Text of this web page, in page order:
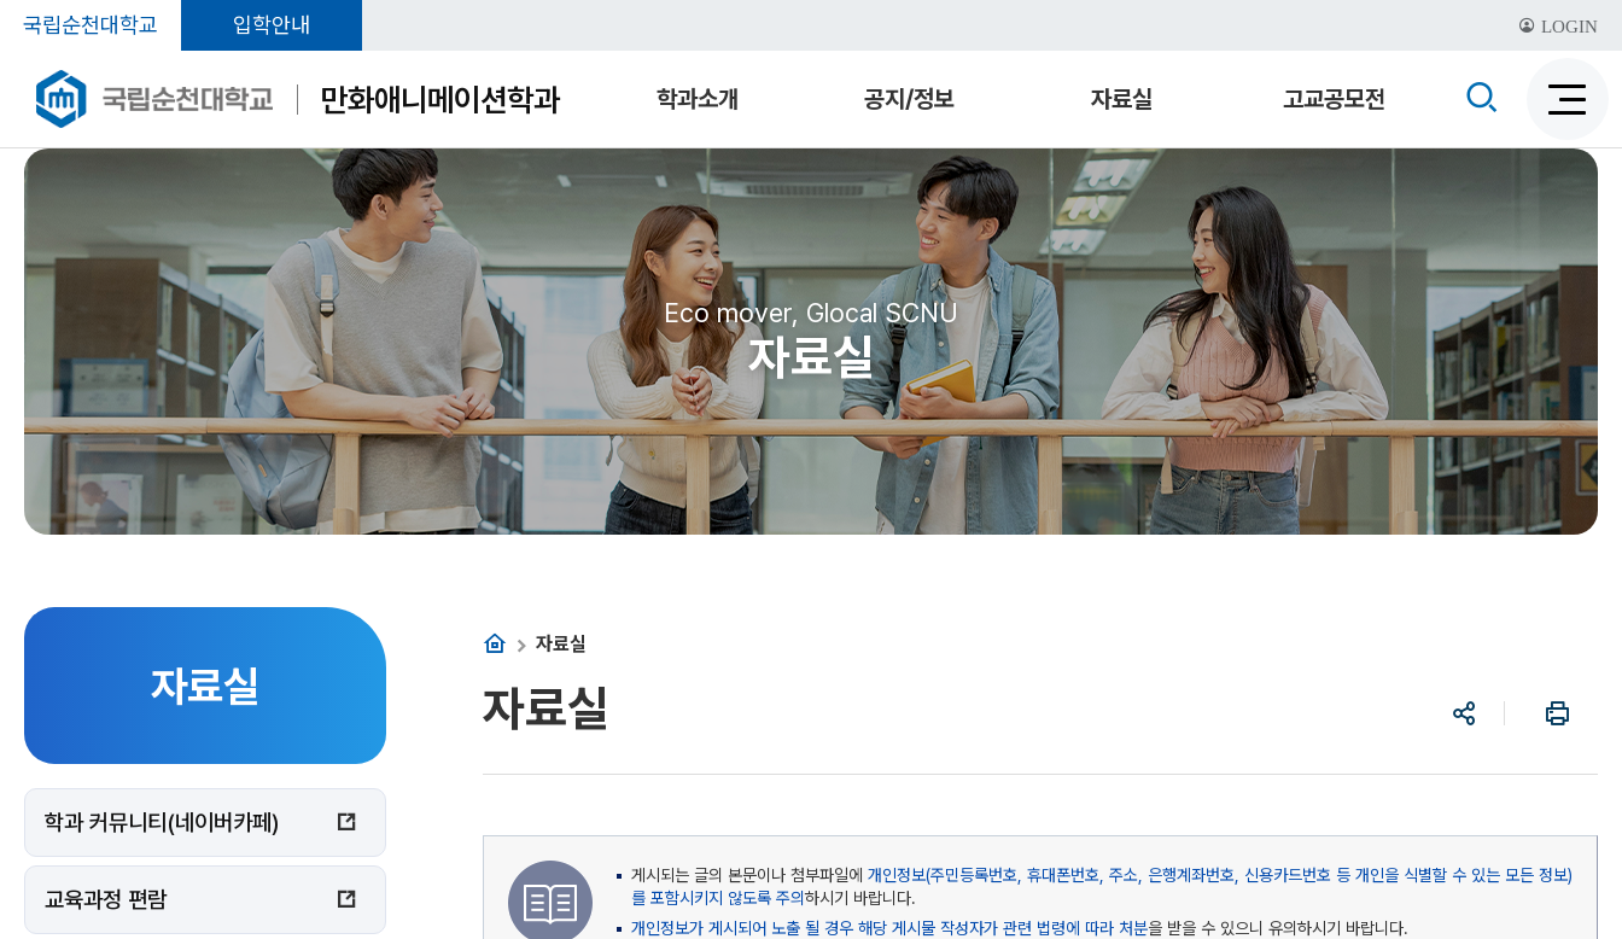
국립순천대학교 입학안내 LOGIN
만화애니메이션학과 학과소개 공지/정보 자료실 고교공모전
색
성
화
색
Eco mover, Glocal SCNU
자료실
홈 자료실
자료실
학과 커뮤니티(네이버카페)
교육과정 편람
공
프
린
자료실
게시되는 글의 본문이나 첨부파일에 개인정보(주민등록번호, 휴대폰번호, 주소, 은행계좌번호, 신용카드번호 등 개인을 식별할 수 있는 모든 정보)
를 포함시키지 않도록 주의하시기 바랍니다.
개인정보가 게시되어 노출 될 경우 해당 게시물 작성자가 관련 법령에 따라 처분을 받을 수 있으니 유의하시기 바랍니다.